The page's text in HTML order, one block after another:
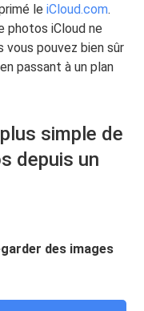
leiCloud.com.
photos iCloud ne
vous pouvez bien sûr
passant à un plan
simple de
depuis un
des images